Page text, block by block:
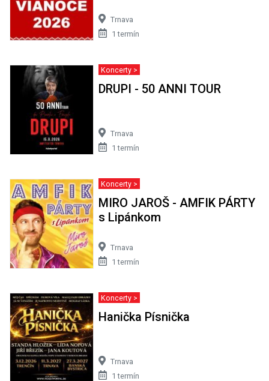
Trnava
1 termín
Koncerty >
DRUPI - 50 ANNI TOUR
Trnava
1 termín
Koncerty >
MIRO JAROŠ - AMFIK PÁRTY
s Lipánkom
Trnava
1 termín
Koncerty >
Hanička Písnička
Trnava
1 termín